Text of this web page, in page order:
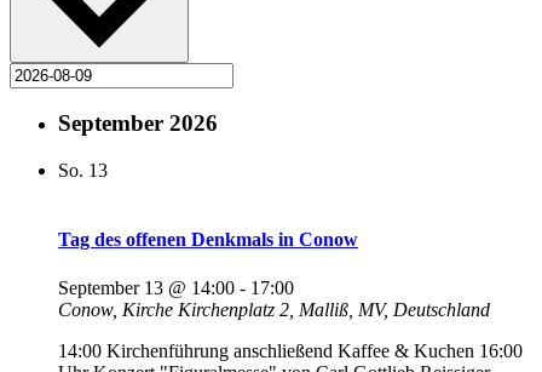
September 2026
So. 13
Tag des offenen Denkmals in Conow
September 13 @ 14:00 - 17:00
Conow, Kirche Kirchenplatz 2, Malliß, MV, Deutschland
14:00 Kirchenführung anschließend Kaffee & Kuchen 16:00